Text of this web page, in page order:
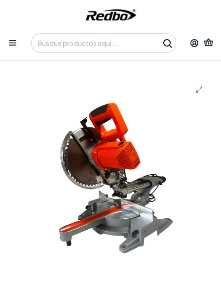
Tienda 100% Online con despacho a domicilio o retiro en
Oficina • Lun-Vie 09:30-14:00 / 15:00-17:30 • 📞 +56 9 3730 2311
Productos Herramientas Eléctricas
Sierra Ingleteadora Telescópica Redbo RB-SI20LLB255
(1800W, 10", Guía Láser, Corte 300mm)